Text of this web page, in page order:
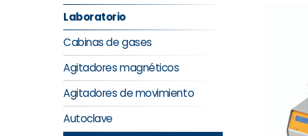
Laboratorio
Cabinas de gases
Agitadores magnéticos
Agitadores de movimiento
Autoclave